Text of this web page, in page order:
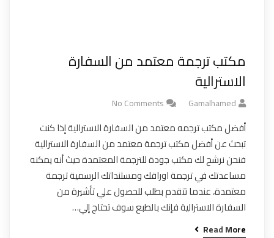
مكتب ترجمة معتمد من السفارة
الاسترالية
Gamalhamed
No Comments
أفضل مكتب ترجمه معتمد من السفارة الاسترالية إذا كنت
تبحث عن أفضل مكتب ترجمة معتمد من السفارة الاسترالية
فنحن نرشح لك مكتب جودة للترجمة المعتمدة حيث أنه يمكنه
مساعدتك في ترجمة اوراقك ومستنداتك الرسمية ترجمة
معتمدة، عندما تتقدم بطلب للحصول علي تأشيرة من
السفارة الاسترالية فإنك بالطبع سوف تحتاج إلي…
Read More